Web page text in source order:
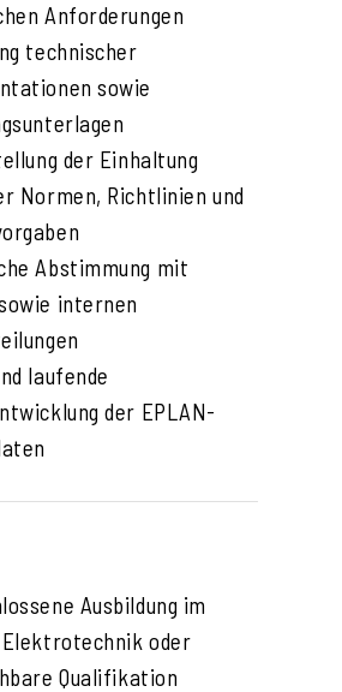
Anforderungen
technischer
sowie
der Einhaltung
Normen, Richtlinien und
Abstimmung mit
internen
laufende
der EPLAN-
Ausbildung im
oder
Qualifikation